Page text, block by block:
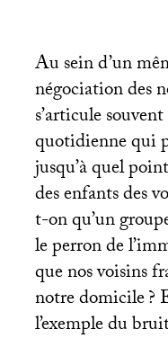
Au sein d’un
négociation des
s’articule
quotidienne qui
jusqu’à quel
des enfants des
t-on qu’un
le perron de
que nos voisins
notre domicile?
l’exemple du